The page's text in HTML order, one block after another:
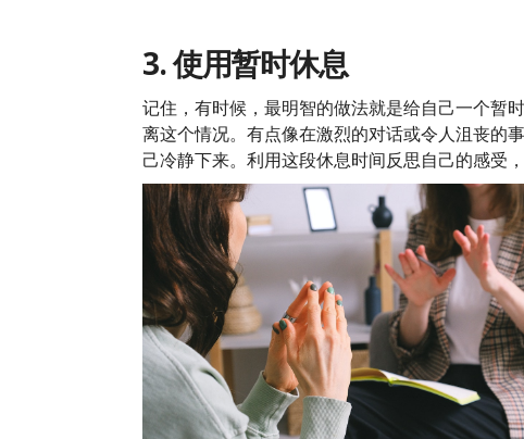
3. 使用暂时休息
记住，有时候，最明智的做法就是给自己一个暂
离这个情况。有点像在激烈的对话或令人沮丧的
己冷静下来。利用这段休息时间反思自己的感受